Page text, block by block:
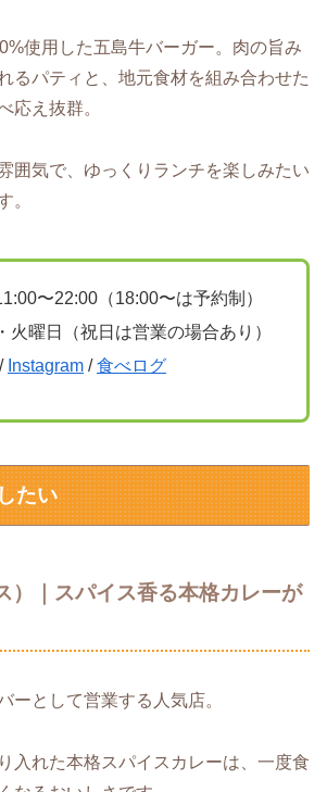
使用した五島牛バーガー。肉の旨み
るパティと、地元食材を組み合わせた
応え抜群。
囲気で、ゆっくりランチを楽しみたい
。
〜22:00（18:00〜は予約制）
火曜日（祝日は営業の場合あり）
Instagram/食べログ
たい
）｜スパイス香る本格カレーが
ーとして営業する人気店。
入れた本格スパイスカレーは、一度食